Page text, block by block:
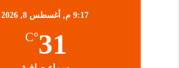
9:17 م, أغسطس 8, 2026
31
°C